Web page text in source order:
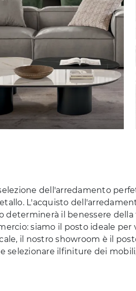
dell'arredamento
L'acquisto
il benessere
siamo il posto ideale per
il nostro showroom è il
ilfiniture dei